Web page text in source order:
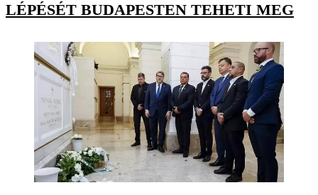
LÉPÉSÉT BUDAPESTEN TEHETI MEG